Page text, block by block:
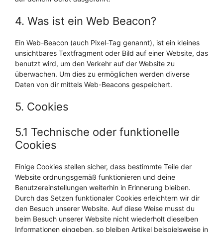
4. Was ist ein Web Beacon?
Ein Web-Beacon (auch Pixel-Tag genannt), ist ein kleines
unsichtbares Textfragment oder Bild auf einer Website, das
benutzt wird, um den Verkehr auf der Website zu
überwachen. Um dies zu ermöglichen werden diverse
Daten von dir mittels Web-Beacons gespeichert.
5. Cookies
5.1 Technische oder funktionelle
Cookies
Einige Cookies stellen sicher, dass bestimmte Teile der
Website ordnungsgemäß funktionieren und deine
Benutzereinstellungen weiterhin in Erinnerung bleiben.
Durch das Setzen funktionaler Cookies erleichtern wir dir
den Besuch unserer Website. Auf diese Weise musst du
beim Besuch unserer Website nicht wiederholt dieselben
Informationen eingeben, so bleiben Artikel beispielsweise in